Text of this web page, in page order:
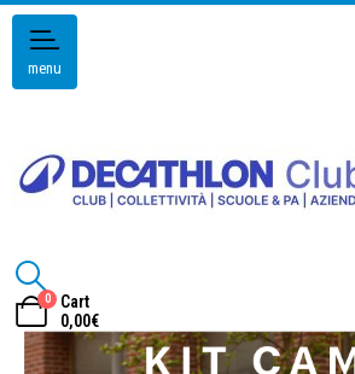
menu
0
Cart
0,00€